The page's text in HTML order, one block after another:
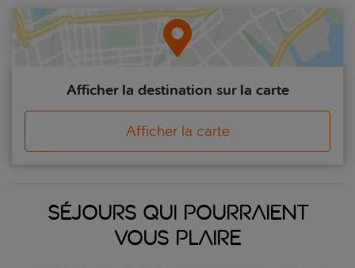
outre, l’observation de la jet-set et de ses yachts est un sport de
spectateur à part entière. Ce qui manque à ce pays en termes de
quantité est compensé en termes de qualité.
Afficher la destination sur la carte
Afficher la carte
Séjours qui pourraient
vous plaire